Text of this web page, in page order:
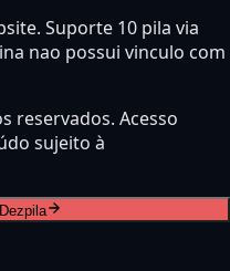
Suporte 10 pila via
nao possui vinculo com
reservados. Acesso
sujeito à